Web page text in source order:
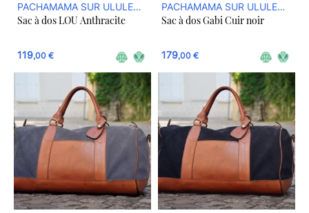
PACHAMAMA SUR ULULE
BOUTIQUE
Sac à dos LOU Anthracite
119,00 €
PACHAMAMA SUR ULULE
BOUTIQUE
Sac à dos Gabi Cuir noir
179,00 €